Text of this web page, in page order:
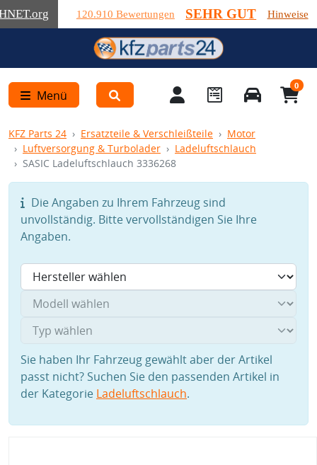
.org 120.910 Bewertungen SEHR GUT Hinweise
Menü
0
KFZ Parts 24 Ersatzteile & Verschleißteile
Motor
Luftversorgung & Turbolader
Ladeluftschlauch
SASIC Ladeluftschlauch 3336268
Die Angaben zu Ihrem Fahrzeug sind
unvollständig. Bitte vervollständigen Sie Ihre
Angaben.
Sie haben Ihr Fahrzeug gewählt aber der Artikel
passt nicht? Suchen Sie den passenden Artikel in
der Kategorie Ladeluftschlauch.